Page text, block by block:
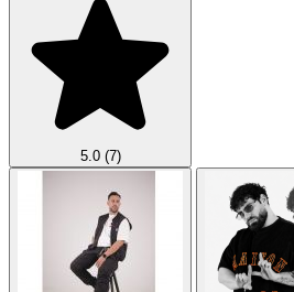
5.0 (7)